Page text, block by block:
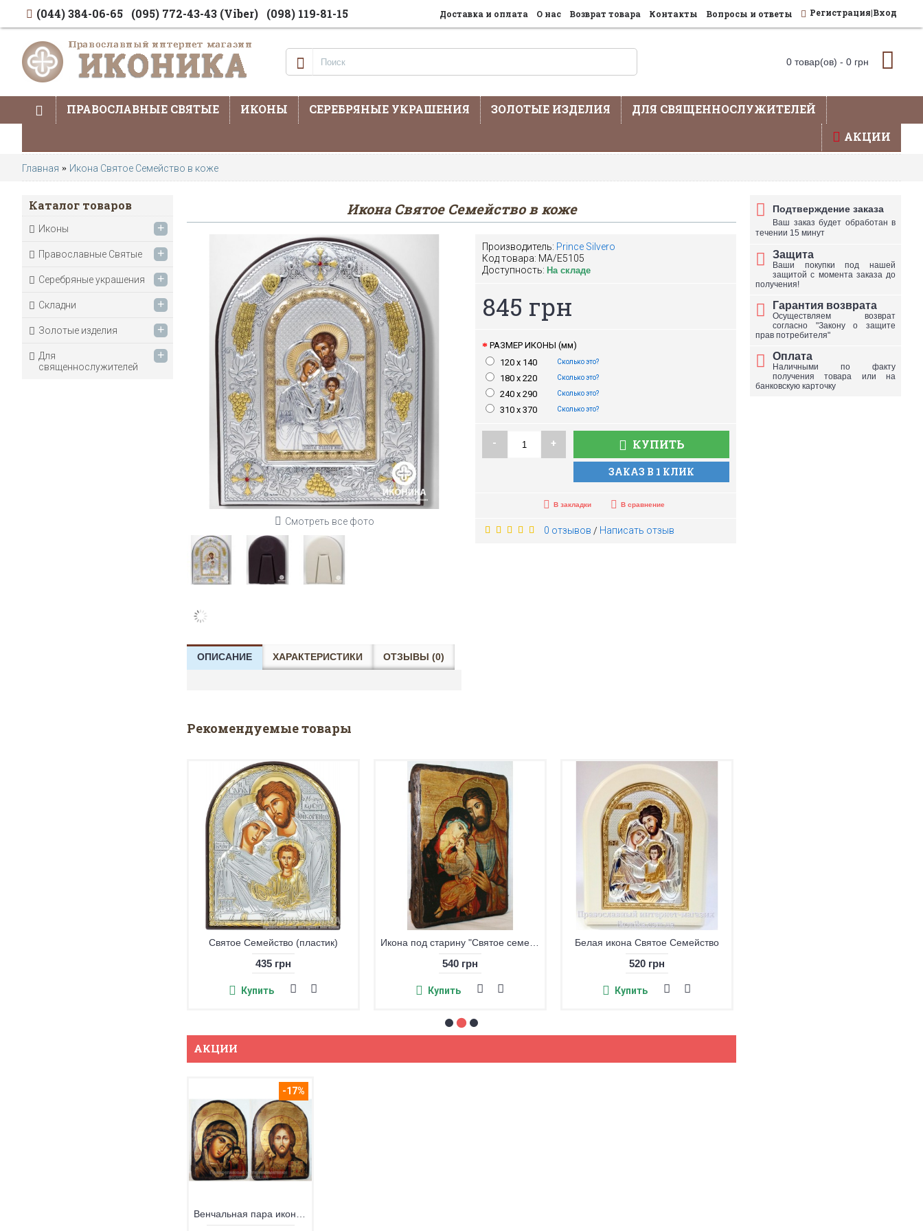
(044) 384-06-65 (095) 772-43-43 (Viber) (098) 119-81-15 Доставка и оплата О нас Возврат товара Контакты Вопросы и ответы Регистрация|Вход
0 товар(ов) - 0 грн
ПРАВОСЛАВНЫЕ СВЯТЫЕ ИКОНЫ СЕРЕБРЯНЫЕ УКРАШЕНИЯ ЗОЛОТЫЕ ИЗДЕЛИЯ
ДЛЯ СВЯЩЕННОСЛУЖИТЕЛЕЙ
АКЦИИ
На сайте представлена не вся продукция - уточняйте по телефону
Главная Икона Святое Семейство в коже
Каталог товаров
Иконы +
Православные Святые +
Серебряные украшения +
Складни +
Золотые изделия +
Для
священнослужителей
+
Подтверждение заказа
Ваш заказ будет обработан в
течении 15 минут
Защита
Ваши покупки под нашей
защитой с момента заказа до
получения!
Гарантия возврата
Осуществляем возврат
согласно "Закону о защите
прав потребителя"
Оплата
Наличными по факту
получения товара или на
банковскую карточку
Икона Святое Семейство в коже
Смотреть все фото
ОПИСАНИЕ ХАРАКТЕРИСТИКИ ОТЗЫВЫ (0)
Производитель: Prince Silvero
Код товара: MA/E5105
Доступность: На складе
845 грн
РАЗМЕР ИКОНЫ (мм)
120 x 140
Сколько это?
180 х 220 Сколько это?
240 х 290 Сколько это?
310 х 370 Сколько это?
- + КУПИТЬ
ЗАКАЗ В 1 КЛИК
В закладки В сравнение
0 отзывов / Написать отзыв
Рекомендуемые товары
Святое Семейство (пластик)
435 грн
Купить
540 грн
Купить
Белая икона Святое Семейство
520 грн
Купить
АКЦИИ
-17%
Венчальная пара икон под старину Казанская БМ и Христос